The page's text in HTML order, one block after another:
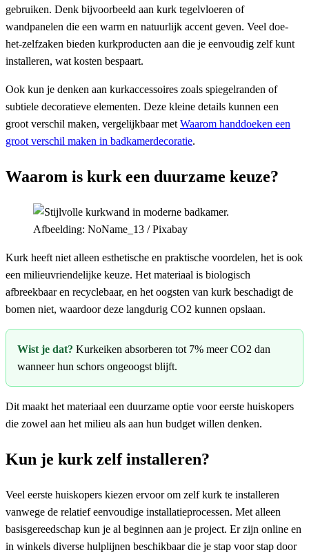
gebruiken. Denk bijvoorbeeld aan kurk tegelvloeren of
wandpanelen die een warm en natuurlijk accent geven. Veel doe-
het-zelfzaken bieden kurkproducten aan die je eenvoudig zelf kunt
installeren, wat kosten bespaart.
Ook kun je denken aan kurkaccessoires zoals spiegelranden of
subtiele decoratieve elementen. Deze kleine details kunnen een
groot verschil maken, vergelijkbaar metWaarom handdoeken een
groot verschil maken in badkamerdecoratie.
Waarom is kurk een duurzame keuze?
Afbeelding: NoName_13 / Pixabay
Kurk heeft niet alleen esthetische en praktische voordelen, het is ook
een milieuvriendelijke keuze. Het materiaal is biologisch
afbreekbaar en recyclebaar, en het oogsten van kurk beschadigt de
bomen niet, waardoor deze langdurig CO2 kunnen opslaan.
Wist je dat? Kurkeiken absorberen tot 7% meer CO2 dan
wanneer hun schors ongeoogst blijft.
Dit maakt het materiaal een duurzame optie voor eerste huiskopers
die zowel aan het milieu als aan hun budget willen denken.
Kun je kurk zelf installeren?
Veel eerste huiskopers kiezen ervoor om zelf kurk te installeren
vanwege de relatief eenvoudige installatieprocessen. Met alleen
basisgereedschap kun je al beginnen aan je project. Er zijn online en
in winkels diverse hulplijnen beschikbaar die je stap voor stap door